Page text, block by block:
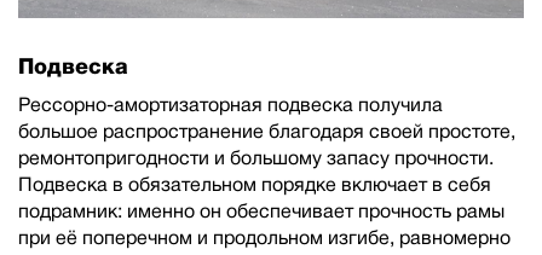
Подвеска
Рессорно-амортизаторная подвеска получила
большое распространение благодаря своей простоте,
ремонтопригодности и большому запасу прочности.
Подвеска в обязательном порядке включает в себя
подрамник: именно он обеспечивает прочность рамы
при её поперечном и продольном изгибе, равномерно